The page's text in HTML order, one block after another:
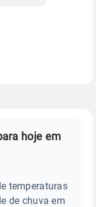
hoje em
temperaturas
de chuva em